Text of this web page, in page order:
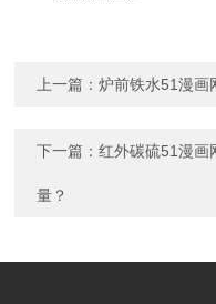
上一篇：炉前铁水51漫画
下一篇：红外碳硫51漫画
量？